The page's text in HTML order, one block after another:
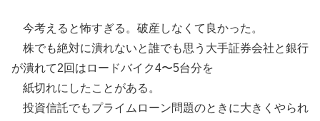
今考えると怖すぎる。破産しなくて良かった。
株でも絶対に潰れないと誰でも思う大手証券会社と銀行
が潰れて2回はロードバイク4〜5台分を
紙切れにしたことがある。
投資信託でもプライムローン問題のときに大きくやられ